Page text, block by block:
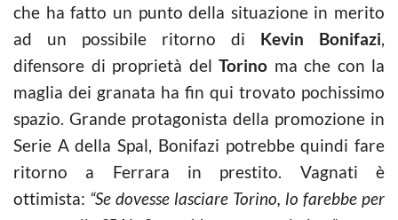
che ha fatto un punto della situazione in merito
ad un possibile ritorno di Kevin Bonifazi,
difensore di proprietà del Torino ma che con la
maglia dei granata ha fin qui trovato pochissimo
spazio. Grande protagonista della promozione in
Serie A della Spal, Bonifazi potrebbe quindi fare
ritorno a Ferrara in prestito. Vagnati è
ottimista: “Se dovesse lasciare Torino, lo farebbe per